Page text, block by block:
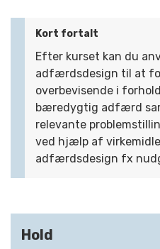
Kontakt
Kort fortalt
Efter kurset kan du
adfærdsdesign til at
overbevisende i
bæredygtig adfærd
relevante
ved hjælp af
adfærdsdesign fx
Hold